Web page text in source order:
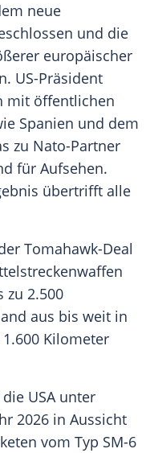
neue
und die
europäischer
US-Präsident
mit öffentlichen
Spanien und dem
zu Nato-Partner
für Aufsehen.
übertrifft alle
Tomahawk-Deal
zu 2.500
aus bis weit in
Kilometer
USA unter
2026 in Aussicht
vom Typ SM-6